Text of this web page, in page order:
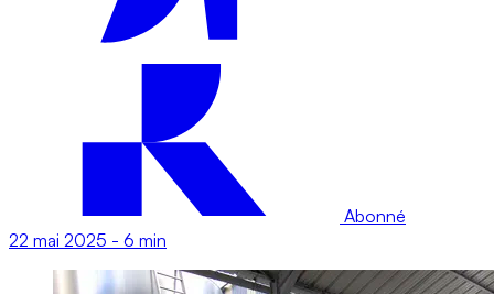
Abonné
22 mai 2025 - 6 min